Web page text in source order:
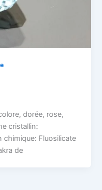
dorée, rose,
cristallin:
Fluosilicate
de